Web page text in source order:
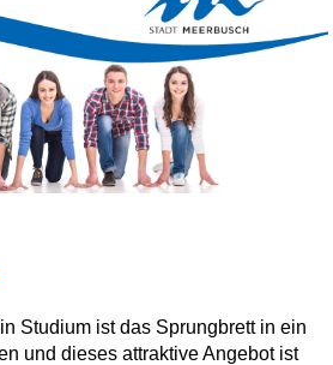
Studium ist das Sprungbrett in ein
und dieses attraktive Angebot ist